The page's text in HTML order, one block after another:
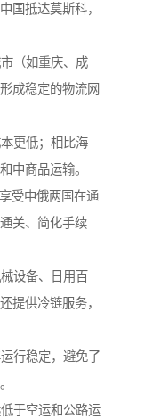
国抵达莫斯科，
（如重庆、成
成稳定的物流网
更低；相比海
中商品运输。
受中俄两国在通
关、简化手续
设备、日用百
提供冷链服务，
行稳定，避免了
于空运和公路运